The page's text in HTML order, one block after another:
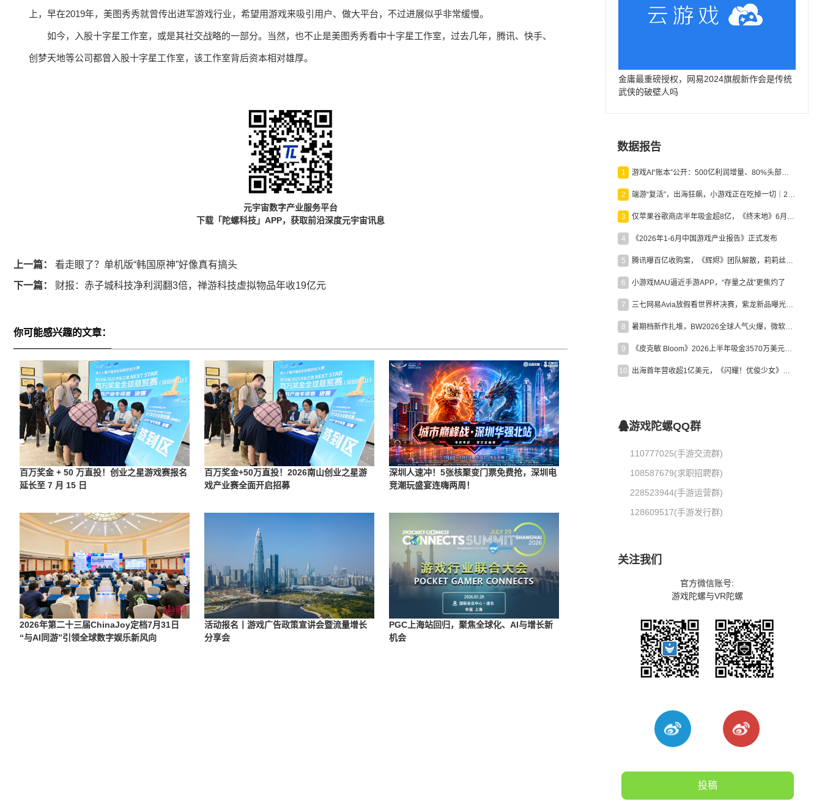
上，早在2019年，美图秀秀就曾传出进军游戏行业，希望用游戏来吸引用户、做大平台，不过进展似乎非常缓慢。
如今，入股十字星工作室，或是其社交战略的一部分。当然，也不止是美图秀秀看中十字星工作室，过去几年，腾讯、快手、
创梦天地等公司都曾入股十字星工作室，该工作室背后资本相对雄厚。
元宇宙数字产业服务平台
下载「陀螺科技」APP，获取前沿深度元宇宙讯息
上一篇： 看走眼了？单机版“韩国原神”好像真有搞头
下一篇： 财报：赤子城科技净利润翻3倍，禅游科技虚拟物品年收19亿元
你可能感兴趣的文章：
百万奖金 + 50 万直投！创业之星游戏赛报名
延长至 7 月 15 日
百万奖金+50万直投！2026南山创业之星游
戏产业赛全面开启招募
深圳人速冲！5张核聚变门票免费抢，深圳电
竞潮玩盛宴连嗨两周！
2026年第二十三届ChinaJoy定档7月31日
“与AI同游”引领全球数字娱乐新风向
活动报名丨游戏广告政策宣讲会暨流量增长
分享会
PGC上海站回归，聚焦全球化、AI与增长新
机会
金庸最重磅授权，网易2024旗舰新作会是传统
武侠的破壁人吗
数据报告
1 游戏AI“账本”公开：500亿利润增量、80%头部入局，谁在闷声发财？
2 端游“复活”，出海狂飙，小游戏正在吃掉一切｜2026上半年产业报告
3 仅苹果谷歌商店半年吸金超8亿，《终末地》6月份收入显著回暖
4 《2026年1-6月中国游戏产业报告》正式发布
5 腾讯曝百亿收购案，《辉烬》团队解散，莉莉丝新作曝光｜陀螺周报
6 小游戏MAU逼近手游APP，“存量之战”更焦灼了
7 三七网易Avia放假看世界杯决赛，紫龙新品曝光，米哈游新作上线 | 陀螺周报
8 暑期档新作扎堆，BW2026全球人气火爆，微软XBOX大裁员|陀螺周报
9 《皮克敏 Bloom》2026上半年吸金3570万美元，中国台湾成最大市场
10 出海首年营收超1亿美元，《闪耀！优俊少女》美国市场占比达七成
游戏陀螺QQ群
110777025(手游交流群)
108587679(求职招聘群)
228523944(手游运营群)
128609517(手游发行群)
关注我们
官方微信账号:
游戏陀螺与VR陀螺
投稿